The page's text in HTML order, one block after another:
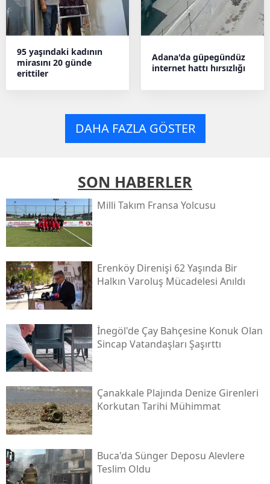
95 yaşındaki kadının
mirasını 20 günde
erittiler
Adana'da güpegündüz
internet hattı hırsızlığı
DAHA FAZLA GÖSTER
SON HABERLER
Milli Takım Fransa Yolcusu
Erenköy Direnişi 62 Yaşında Bir
Halkın Varoluş Mücadelesi Anıldı
İnegöl'de Çay Bahçesine Konuk Olan
Sincap Vatandaşları Şaşırttı
Çanakkale Plajında Denize Girenleri
Korkutan Tarihi Mühimmat
Buca'da Sünger Deposu Alevlere
Teslim Oldu